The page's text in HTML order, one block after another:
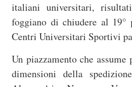
italiani universitari,
foggiano di chiudere al 19°
Centri Universitari Sportivi
Un piazzamento che
dimensioni della